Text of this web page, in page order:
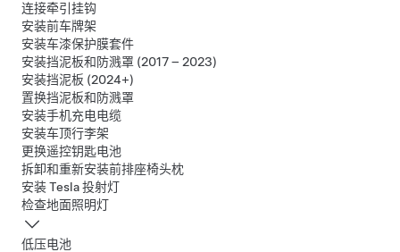
连接牵引挂钩
安装前车牌架
安装车漆保护膜套件
安装挡泥板和防溅罩 (2017 – 2023)
安装挡泥板 (2024+)
置换挡泥板和防溅罩
安装手机充电电缆
安装车顶行李架
更换遥控钥匙电池
拆卸和重新安装前排座椅头枕
安装 Tesla 投射灯
检查地面照明灯
低压电池